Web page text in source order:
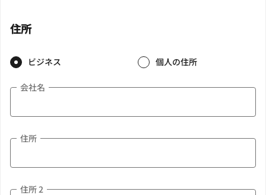
住所
ビジネス 個人の住所
会社名
住所
住所 2